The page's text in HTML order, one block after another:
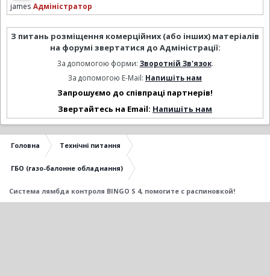
james Адміністратор
З питань розміщення комерційних (або інших) матеріалів
на форумі звертатися до Адміністрації:
За допомогою форми: Зворотній Зв'язок.
За допомогою E-Mail: Напишіть нам
Запрошуємо до співпраці партнерів!
Звертайтесь на Email: Напишіть нам
Головна Технічні питання
ГБО (газо-балонне обладнання)
Система лямбда контроля BINGO S 4, помогите с распиновкой!